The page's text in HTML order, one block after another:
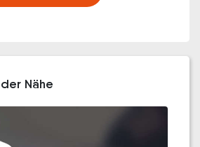
Nähe